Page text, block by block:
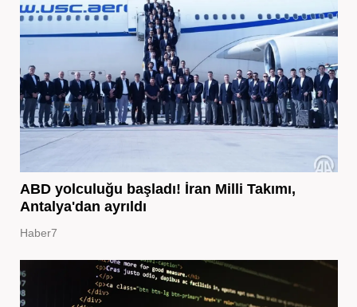
ABD yolculuğu başladı! İran Milli Takımı,
Antalya'dan ayrıldı
Haber7